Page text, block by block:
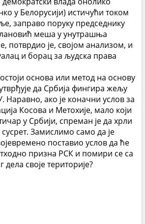
у Белорусији) истичући током
заправо поруку председнику
меша у унутрашња
потврдио је, својом анализом, и
и борац за људска права
основа или метод на основу
да Србија фингира жељу
Наравно, ако је коначни услов за
Косова и Метохије, мало који
у Србији, спреман је да хрли
Замислимо само да је
поставио услов да ће
призна РСК и помири се са
своје територије?